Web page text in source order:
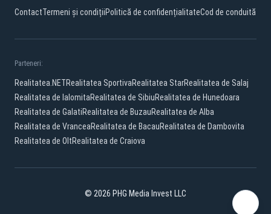
ContactTermeni și condițiiPolitică de confidențialitateCod de conduită
Parteneri:
Realitatea.NETRealitatea SportivaRealitatea StarRealitatea de Salaj
Realitatea de IalomitaRealitatea de SibiuRealitatea de Hunedoara
Realitatea de GalatiRealitatea de BuzauRealitatea de Alba
Realitatea de VranceaRealitatea de BacauRealitatea de Dambovita
Realitatea de OltRealitatea de Craiova
© 2026 PHG Media Invest LLC